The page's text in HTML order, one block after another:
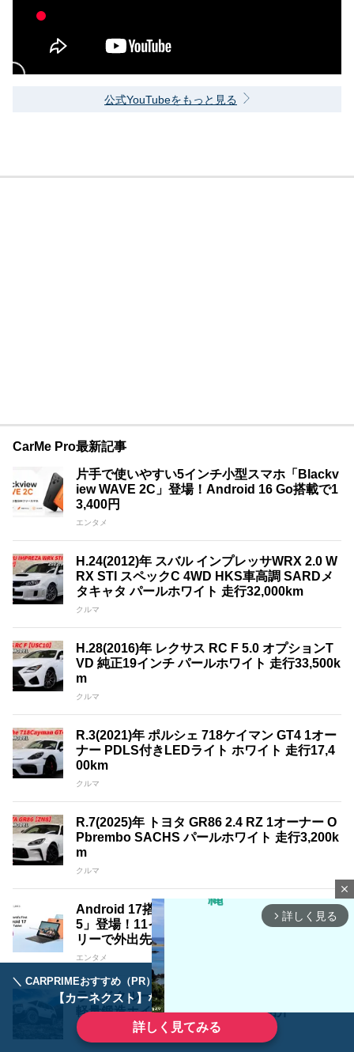
＼ CARPRIMEおすすめ（PR） ／
【カーネクスト】ならどんなクルマも高価買取
詳しく見てみる
公式YouTubeをもっと見る
CarMe Pro最新記事
片手で使いやすい5インチ小型スマホ「Blackv
iew WAVE 2C」登場！Android 16 Go搭載で1
3,400円
エンタメ
H.24(2012)年 スバル インプレッサWRX 2.0 W
RX STI スペックC 4WD HKS車高調 SARDメ
タキャタ パールホワイト 走行32,000km
クルマ
H.28(2016)年 レクサス RC F 5.0 オプションT
VD 純正19インチ パールホワイト 走行33,500k
m
クルマ
R.3(2021)年 ポルシェ 718ケイマン GT4 1オー
ナー PDLS付きLEDライト ホワイト 走行17,4
00km
クルマ
R.7(2025)年 トヨタ GR86 2.4 RZ 1オーナー O
Pbrembo SACHS パールホワイト 走行3,200k
m
クルマ
Android 17搭載タブレット「Blackview LINK
5」登場！11インチ大画面と8,300mAhバッテ
リーで外出先でも使いやすい1台
エンタメ
ランドクルーザー250を三様に魅せる18インチ
軽量鍛造ホイール｢A･LAP｣3銘柄紹介
クルマ
close
arrow_forward_ios 詳しく見る